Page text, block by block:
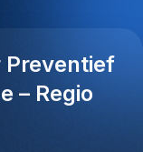
Preventief
– Regio